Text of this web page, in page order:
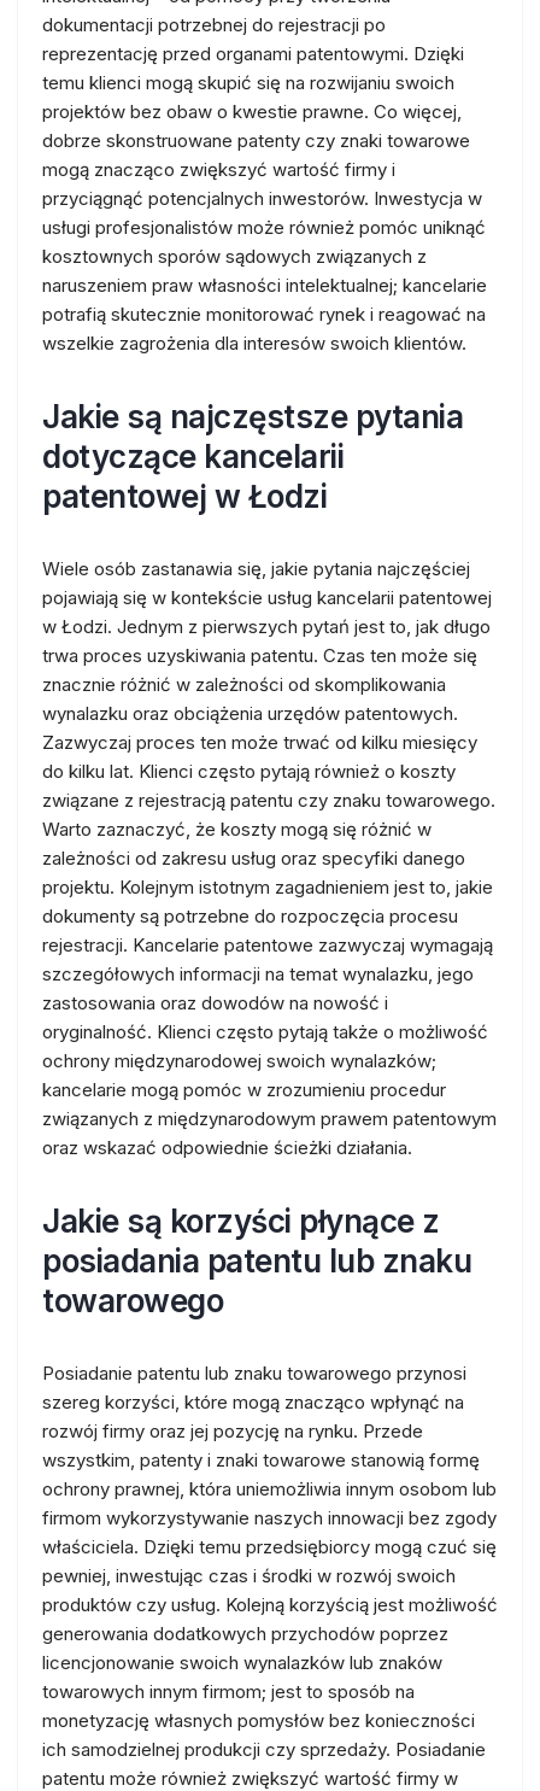
dokumentacji potrzebnej do rejestracji po
reprezentację przed organami patentowymi. Dzięki
temu klienci mogą skupić się na rozwijaniu swoich
projektów bez obaw o kwestie prawne. Co więcej,
dobrze skonstruowane patenty czy znaki towarowe
mogą znacząco zwiększyć wartość firmy i
przyciągnąć potencjalnych inwestorów. Inwestycja w
usługi profesjonalistów może również pomóc uniknąć
kosztownych sporów sądowych związanych z
naruszeniem praw własności intelektualnej; kancelarie
potrafią skutecznie monitorować rynek i reagować na
wszelkie zagrożenia dla interesów swoich klientów.
Jakie są najczęstsze pytania
dotyczące kancelarii
patentowej w Łodzi
Wiele osób zastanawia się, jakie pytania najczęściej
pojawiają się w kontekście usług kancelarii patentowej
w Łodzi. Jednym z pierwszych pytań jest to, jak długo
trwa proces uzyskiwania patentu. Czas ten może się
znacznie różnić w zależności od skomplikowania
wynalazku oraz obciążenia urzędów patentowych.
Zazwyczaj proces ten może trwać od kilku miesięcy
do kilku lat. Klienci często pytają również o koszty
związane z rejestracją patentu czy znaku towarowego.
Warto zaznaczyć, że koszty mogą się różnić w
zależności od zakresu usług oraz specyfiki danego
projektu. Kolejnym istotnym zagadnieniem jest to, jakie
dokumenty są potrzebne do rozpoczęcia procesu
rejestracji. Kancelarie patentowe zazwyczaj wymagają
szczegółowych informacji na temat wynalazku, jego
zastosowania oraz dowodów na nowość i
oryginalność. Klienci często pytają także o możliwość
ochrony międzynarodowej swoich wynalazków;
kancelarie mogą pomóc w zrozumieniu procedur
związanych z międzynarodowym prawem patentowym
oraz wskazać odpowiednie ścieżki działania.
Jakie są korzyści płynące z
posiadania patentu lub znaku
towarowego
Posiadanie patentu lub znaku towarowego przynosi
szereg korzyści, które mogą znacząco wpłynąć na
rozwój firmy oraz jej pozycję na rynku. Przede
wszystkim, patenty i znaki towarowe stanowią formę
ochrony prawnej, która uniemożliwia innym osobom lub
firmom wykorzystywanie naszych innowacji bez zgody
właściciela. Dzięki temu przedsiębiorcy mogą czuć się
pewniej, inwestując czas i środki w rozwój swoich
produktów czy usług. Kolejną korzyścią jest możliwość
generowania dodatkowych przychodów poprzez
licencjonowanie swoich wynalazków lub znaków
towarowych innym firmom; jest to sposób na
monetyzację własnych pomysłów bez konieczności
ich samodzielnej produkcji czy sprzedaży. Posiadanie
patentu może również zwiększyć wartość firmy w